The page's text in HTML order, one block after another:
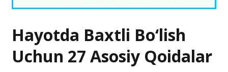
Hayotda Baxtli Bo‘lish
Uchun 27 Asosiy Qoidalar